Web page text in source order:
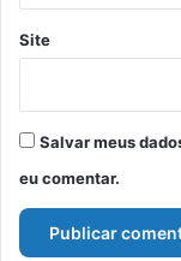
Site
Salvar meus
eu comentar.